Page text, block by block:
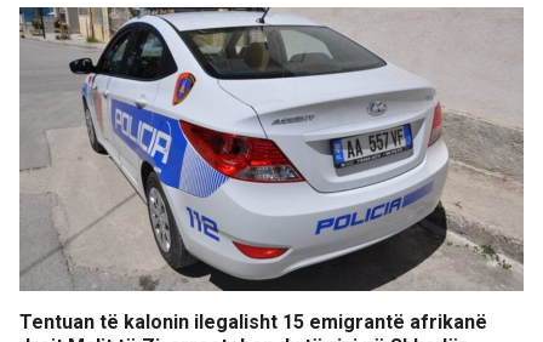
Tentuan të kalonin ilegalisht 15 emigrantë afrikanë